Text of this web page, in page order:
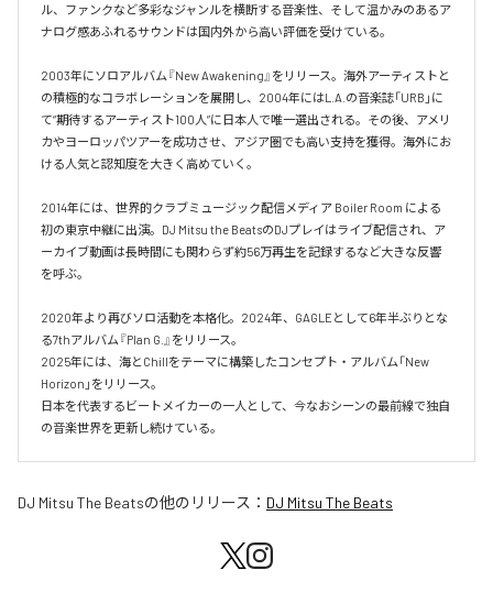
ル、ファンクなど多彩なジャンルを横断する音楽性、そして温かみのあるア
ナログ感あふれるサウンドは国内外から高い評価を受けている。
2003年にソロアルバム『New Awakening』をリリース。海外アーティストと
の積極的なコラボレーションを展開し、2004年にはL.A.の音楽誌「URB」に
て“期待するアーティスト100人”に日本人で唯一選出される。その後、アメリ
カやヨーロッパツアーを成功させ、アジア圏でも高い支持を獲得。海外にお
ける人気と認知度を大きく高めていく。
2014年には、世界的クラブミュージック配信メディア Boiler Room による
初の東京中継に出演。DJ Mitsu the BeatsのDJプレイはライブ配信され、ア
ーカイブ動画は長時間にも関わらず約56万再生を記録するなど大きな反響
を呼ぶ。
2020年より再びソロ活動を本格化。2024年、GAGLEとして6年半ぶりとな
る7thアルバム『Plan G.』をリリース。
2025年には、海とChillをテーマに構築したコンセプト・アルバム「New
Horizon」をリリース。
日本を代表するビートメイカーの一人として、今なおシーンの最前線で独自
の音楽世界を更新し続けている。
DJ Mitsu The Beatsの他のリリース： DJ Mitsu The Beats